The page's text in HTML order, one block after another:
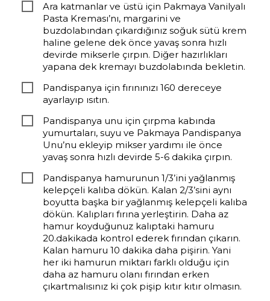
Ara katmanlar ve üstü için Pakmaya Vanilyalı
Pasta Kreması’nı, margarini ve
buzdolabından çıkardığınız soğuk sütü krem
haline gelene dek önce yavaş sonra hızlı
devirde mikserle çırpın. Diğer hazırlıkları
yapana dek kremayı buzdolabında bekletin.
Pandispanya için fırınınızı 160 dereceye
ayarlayıp ısıtın.
Pandispanya unu için çırpma kabında
yumurtaları, suyu ve Pakmaya Pandispanya
Unu’nu ekleyip mikser yardımı ile önce
yavaş sonra hızlı devirde 5-6 dakika çırpın.
Pandispanya hamurunun 1/3’ini yağlanmış
kelepçeli kalıba dökün. Kalan 2/3’sini aynı
boyutta başka bir yağlanmış kelepçeli kalıba
dökün. Kalıpları fırına yerleştirin. Daha az
hamur koyduğunuz kalıptaki hamuru
20.dakikada kontrol ederek fırından çıkarın.
Kalan hamuru 10 dakika daha pişirin. Yani
her iki hamurun miktarı farklı olduğu için
daha az hamuru olanı fırından erken
çıkartmalısınız ki çok pişip kıtır kıtır olmasın.